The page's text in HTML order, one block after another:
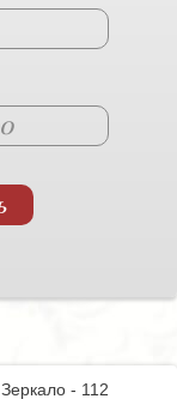
Зеркало - 112